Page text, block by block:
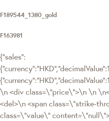
F189544_1380_gold
F163981
{"sales":
\n <div class=\"price\">\n \n
<del>\n <span class=\"strike-
class=\"value\"